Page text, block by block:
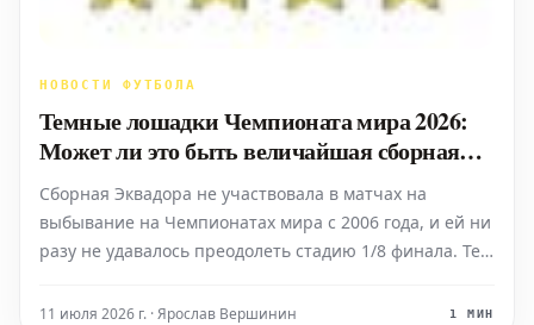
НОВОСТИ ФУТБОЛА
Темные лошадки Чемпионата мира 2026:
Может ли это быть величайшая сборная
Эквадора в истории?
Сборная Эквадора не участвовала в матчах на
выбывание на Чемпионатах мира с 2006 года, и ей ни
разу не удавалось преодолеть стадию 1/8 финала. Тем
беспрецедентным количеством одаренных
11 июля 2026 г. · Ярослав Вершинин 1 МИН